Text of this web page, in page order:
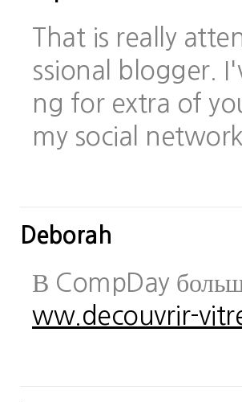
That is really
ssional blogger.
ng for extra of
my social
Deborah
В CompDay
ww.decouvrir-